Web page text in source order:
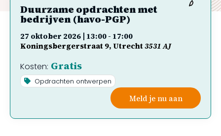
Duurzame opdrachten met
bedrijven (havo-PGP)
27 oktober 2026 | 13:00- 17:00
Koningsbergerstraat 9 Utrecht3531 AJ
Kosten: Gratis
Opdrachten ontwerpen
Meld je nu aan